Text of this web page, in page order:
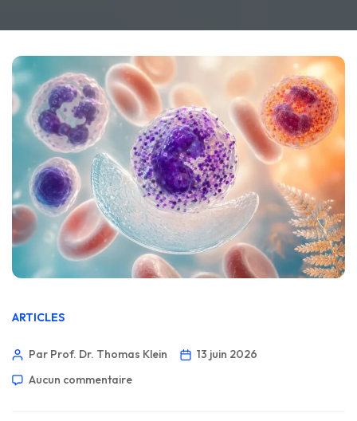
ARTICLES
Par Prof. Dr. Thomas Klein
13 juin 2026
Aucun commentaire